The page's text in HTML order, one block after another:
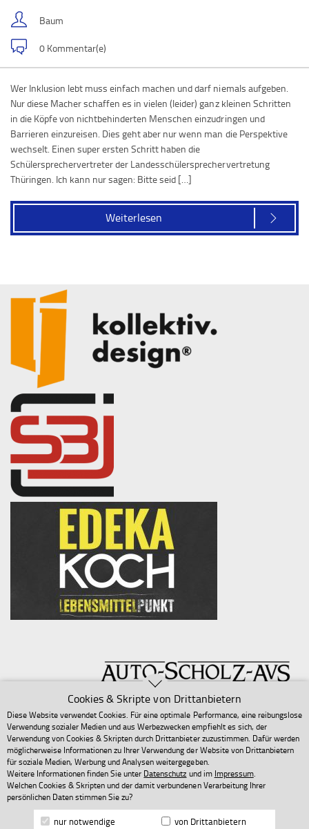
Baum
0 Kommentar(e)
Wer Inklusion lebt muss einfach machen und darf niemals aufgeben.
Nur diese Macher schaffen es in vielen (leider) ganz kleinen Schritten
in die Köpfe von nichtbehinderten Menschen einzudringen und
Barrieren einzureisen. Dies geht aber nur wenn man die Perspektive
wechselt. Einen super ersten Schritt haben die
Schülersprechervertreter der Landesschülersprechervertretung
Thüringen. Ich kann nur sagen: Bitte seid […]
Weiterlesen
Copyright 2025 Sven Baum
Cookies & Skripte von Drittanbietern
Diese Website verwendet Cookies. Für eine optimale Performance, eine reibungslose
Verwendung sozialer Medien und aus Werbezwecken empfiehlt es sich, der
Verwendung von Cookies & Skripten durch Drittanbieter zuzustimmen. Dafür werden
möglicherweise Informationen zu Ihrer Verwendung der Website von Drittanbietern
für soziale Medien, Werbung und Analysen weitergegeben.
Weitere Informationen finden Sie unter Datenschutz und im Impressum.
Welchen Cookies & Skripten und der damit verbundenen Verarbeitung Ihrer
persönlichen Daten stimmen Sie zu?
nur notwendige von Drittanbietern